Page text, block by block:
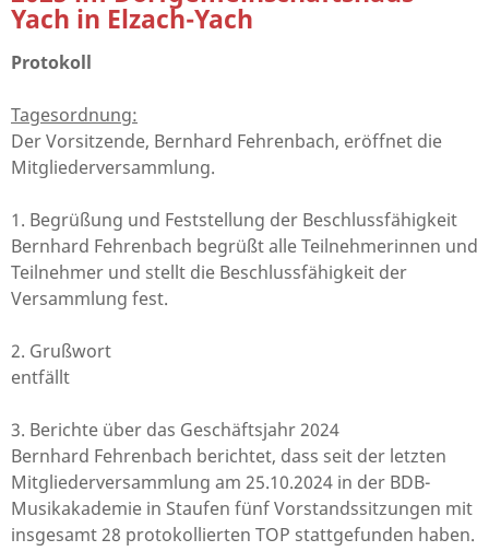
Yach in Elzach-Yach
Protokoll
Tagesordnung:
Der Vorsitzende, Bernhard Fehrenbach, eröffnet die
Mitgliederversammlung.
1. Begrüßung und Feststellung der Beschlussfähigkeit
Bernhard Fehrenbach begrüßt alle Teilnehmerinnen und
Teilnehmer und stellt die Beschlussfähigkeit der
Versammlung fest.
2. Grußwort
entfällt
3. Berichte über das Geschäftsjahr 2024
Bernhard Fehrenbach berichtet, dass seit der letzten
Mitgliederversammlung am 25.10.2024 in der BDB-
Musikakademie in Staufen fünf Vorstandssitzungen mit
insgesamt 28 protokollierten TOP stattgefunden haben.